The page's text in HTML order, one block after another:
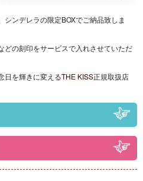
シンデレラの限定BOXでご納品致しま
どの刻印をサービスで入れさせていただ
日を輝きに変えるTHE KISS正規取扱店